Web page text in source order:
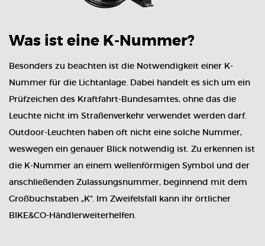
Was ist eine K-Nummer?
Besonders zu beachten ist die Notwendigkeit einer K-
Nummer für die Lichtanlage. Dabei handelt es sich um ein
Prüfzeichen des Kraftfahrt-Bundesamtes, ohne das die
Leuchte nicht im Straßenverkehr verwendet werden darf.
Outdoor-Leuchten haben oft nicht eine solche Nummer,
weswegen ein genauer Blick notwendig ist. Zu erkennen ist
die K-Nummer an einem wellenförmigen Symbol und der
anschließenden Zulassungsnummer, beginnend mit dem
Großbuchstaben „K“. Im Zweifelsfall kann ihr örtlicher
BIKE&CO-Händlerweiterhelfen.